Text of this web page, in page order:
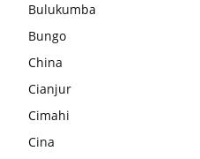
Bulukumba
Bungo
China
Cianjur
Cimahi
Cina